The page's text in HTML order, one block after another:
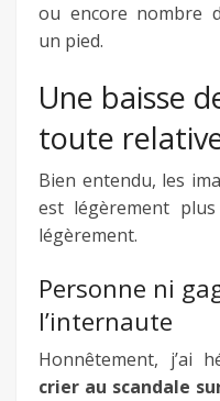
ou encore nombre
un pied.
Une baisse
toute
Bien entendu, les
est légèrement
légèrement.
Personne ni
l’internaute
Honnêtement, j’ai
crier au scandale